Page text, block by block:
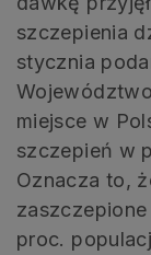
szczepienia
stycznia
miejsce w
szczepień w
Oznacza to,
proc.